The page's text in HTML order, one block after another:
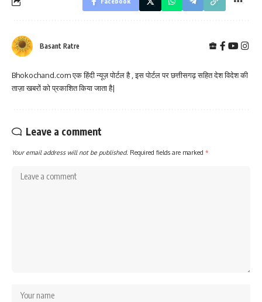
Basant Ratre
Bhokochand.com एक हिंदी न्यूज़ पोर्टल है , इस पोर्टल पर छत्तीसगढ़ सहित देश विदेश की
ताज़ा खबरों को प्रकाशित किया जाता है|
Leave a comment
Your email address will not be published. Required fields are marked *